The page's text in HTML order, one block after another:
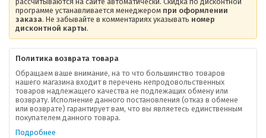
программе устанавливается менеджером при оформлении
заказа. Не забывайте в комментариях указывать номер
дисконтной карты.
Политика возврата товара
Обращаем ваше внимание, на то что большинство товаров
нашего магазина входит в перечень непродовольственных
товаров надлежащего качества не подлежащих обмену или
возврату. Исполнение данного постановления (отказ в обмене
или возврате) гарантирует вам, что вы являетесь единственным
покупателем данного товара.
Подробнее
О компании
Ваша скидка